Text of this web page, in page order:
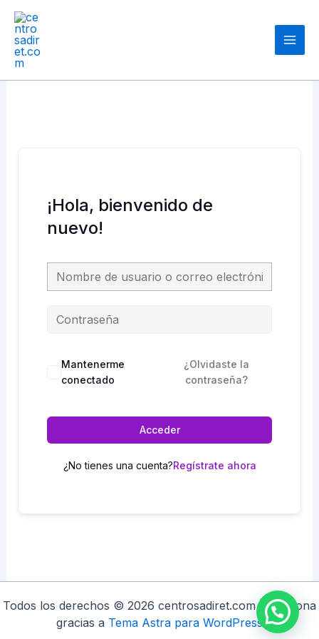
contenido
¡Hola, bienvenido de
nuevo!
Mantenerme
conectado
¿Olvidaste la
contraseña?
Acceder
¿No tienes una cuenta?Regístrate ahora
Todos los derechos © 2026 centrosadiret.com | Funciona
gracias a Tema Astra para WordPress